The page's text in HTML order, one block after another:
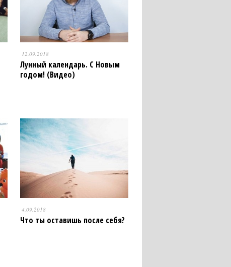
12.09.2018
Лунный календарь. С Новым
годом! (Видео)
4.09.2018
Что ты оставишь после себя?